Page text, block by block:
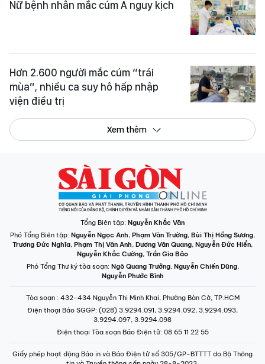
Nữ bệnh nhân mắc cúm A nguy kịch
Hơn 2.600 người mắc cúm “trái
mùa”, nhiều ca suy hô hấp nhập
viện điều trị
Xem thêm
Tổng Biên tập: Nguyễn Khắc Văn
Phó Tổng Biên tập: Nguyễn Ngọc Anh, Phạm Văn Trường, Bùi Thị Hồng Sương,
Trương Đức Nghĩa, Phạm Thị Vân Anh, Dương Văn Quang, Nguyễn Đức Hiển,
Nguyễn Khắc Cường, Trần Gia Bảo
Phó Tổng Thư ký tòa soạn: Ngô Quang Trưởng, Nguyễn Chiến Dũng,
Nguyễn Phước Bình
Tòa soạn : 432-434 Nguyễn Thị Minh Khai, Phường Bàn Cờ, TP.HCM
Điện thoại Báo SGGP: (028) 3.9294.091, 3.9294.092, 3.9294.093,
3.9294.097, 3.9294.098
Điện thoại Tòa soạn Báo Điện tử: 08 65 11 22 55
Giấy phép hoạt động Báo in và Báo Điện tử số 305/GP-BTTTT do Bộ Thông